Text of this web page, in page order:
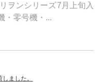
ヲンシリーズ7月上旬入
・零号機・...
ました。